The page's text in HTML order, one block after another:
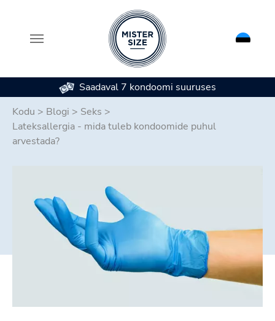
Saadaval 7 kondoomi suuruses
Kodu > Blogi > Seks >
Lateksallergia - mida tuleb kondoomide puhul
arvestada?